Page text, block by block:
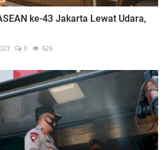
ke-43 Jakarta Lewat Udara,
0 626